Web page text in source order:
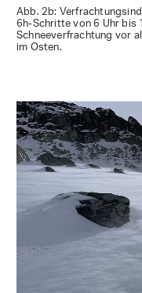
Abb. 2b:
6h-Schritte von 6 Uhr bis
Schneeverfrachtung vor
im Osten.